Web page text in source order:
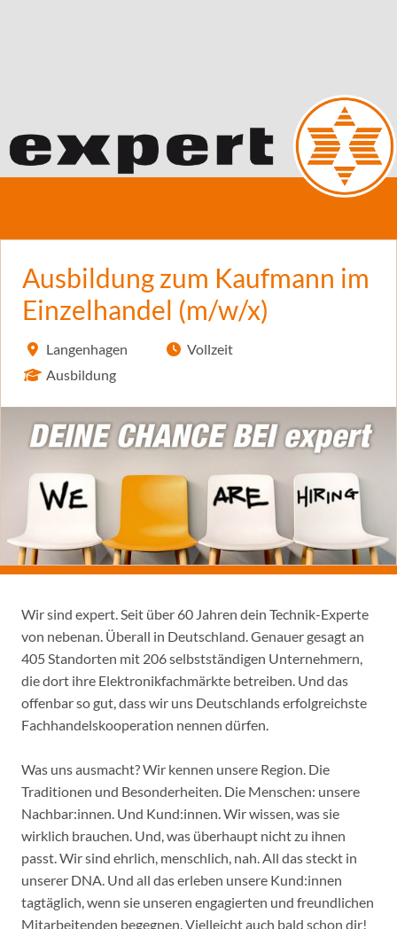
Ausbildung zum Kaufmann im
Einzelhandel (m/w/x)
Langenhagen
Ausbildung
Vollzeit
Wir sind expert. Seit über 60 Jahren dein Technik-Experte
von nebenan. Überall in Deutschland. Genauer gesagt an
405 Standorten mit 206 selbstständigen Unternehmern,
die dort ihre Elektronikfachmärkte betreiben. Und das
offenbar so gut, dass wir uns Deutschlands erfolgreichste
Fachhandelskooperation nennen dürfen.
Was uns ausmacht? Wir kennen unsere Region. Die
Traditionen und Besonderheiten. Die Menschen: unsere
Nachbar:innen. Und Kund:innen. Wir wissen, was sie
wirklich brauchen. Und, was überhaupt nicht zu ihnen
passt. Wir sind ehrlich, menschlich, nah. All das steckt in
unserer DNA. Und all das erleben unsere Kund:innen
tagtäglich, wenn sie unseren engagierten und freundlichen
Mitarbeitenden begegnen. Vielleicht auch bald schon dir!